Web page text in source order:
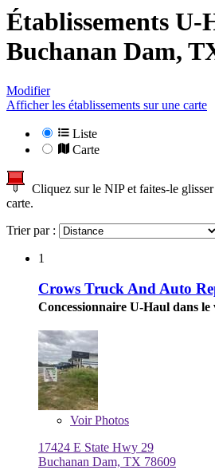
Établissements U-
Buchanan Dam,
Modifier
Afficher les établissements sur une carte
Liste
Carte
Cliquez sur le NIP et faites-le
carte.
Trier par :
1
Crows Truck And Auto
Concessionnaire U-Haul dans le
VoirPhotos
17424 E State Hwy 29
Buchanan Dam, TX 78609